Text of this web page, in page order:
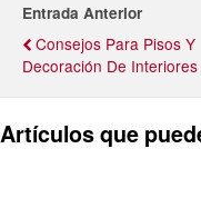
Entrada Anterior
Consejos Para Pisos Y
Decoración De Interiores
Artículos que